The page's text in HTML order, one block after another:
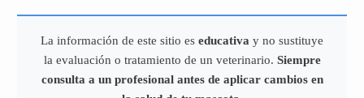
La información de este sitio es educativa y no sustituye
la evaluación o tratamiento de un veterinario. Siempre
consulta a un profesional antes de aplicar cambios en